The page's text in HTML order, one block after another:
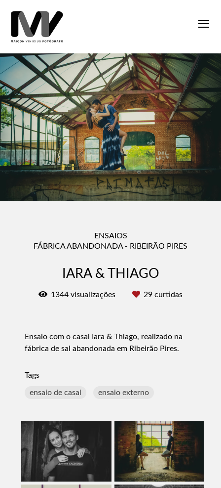
ENSAIOS
FÁBRICA ABANDONADA - RIBEIRÃO PIRES
IARA & THIAGO
1344 visualizações 29 curtidas
Ensaio com o casal Iara & Thiago, realizado na
fábrica de sal abandonada em Ribeirão Pires.
Tags
ensaio de casal ensaio externo